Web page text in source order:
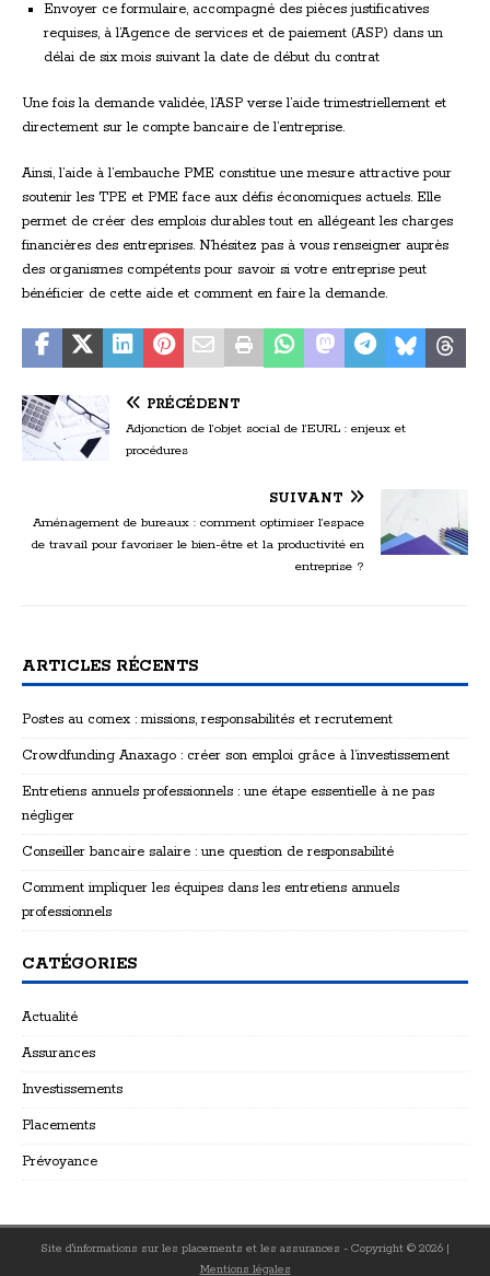
Envoyer ce formulaire, accompagné des pièces justificatives
requises, à l’Agence de services et de paiement (ASP) dans un
délai de six mois suivant la date de début du contrat
Une fois la demande validée, l’ASP verse l’aide trimestriellement et
directement sur le compte bancaire de l’entreprise.
Ainsi, l’aide à l’embauche PME constitue une mesure attractive pour
soutenir les TPE et PME face aux défis économiques actuels. Elle
permet de créer des emplois durables tout en allégeant les charges
financières des entreprises. N’hésitez pas à vous renseigner auprès
des organismes compétents pour savoir si votre entreprise peut
bénéficier de cette aide et comment en faire la demande.
PRÉCÉDENT
Adjonction de l’objet social de l’EURL : enjeux et
procédures
SUIVANT
Aménagement de bureaux : comment optimiser l’espace
de travail pour favoriser le bien-être et la productivité en
entreprise ?
ARTICLES RÉCENTS
Postes au comex : missions, responsabilités et recrutement
Crowdfunding Anaxago : créer son emploi grâce à l’investissement
Entretiens annuels professionnels : une étape essentielle à ne pas
négliger
Conseiller bancaire salaire : une question de responsabilité
Comment impliquer les équipes dans les entretiens annuels
professionnels
CATÉGORIES
Actualité
Assurances
Investissements
Placements
Prévoyance
Site d'informations sur les placements et les assurances - Copyright © 2026 |
Mentions légales